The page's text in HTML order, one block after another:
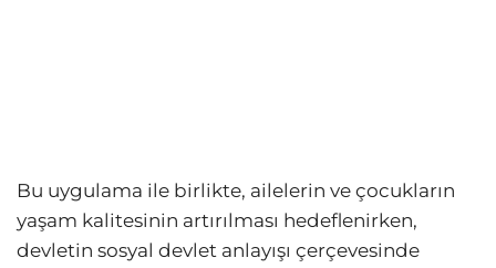
Bu uygulama ile birlikte, ailelerin ve çocukların
yaşam kalitesinin artırılması hedeflenirken,
devletin sosyal devlet anlayışı çerçevesinde